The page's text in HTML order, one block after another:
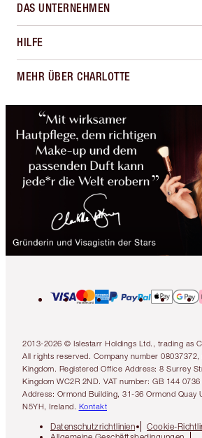
DAS UNTERNEHMEN
HILFE
MEHR ÜBER CHARLOTTE
2013-2026 © Islestarr Holdings Ltd., trading as
All rights reserved. Company number
Kingdom. Registered Office Address: 8 Surrey
Kingdom WC2R 2ND. VAT number: GB 144
Address: Ormond Building, 31-36 Ormond Quay
N5YH, Ireland. Kontakt
Datenschutzrichtlinien
Cookie-